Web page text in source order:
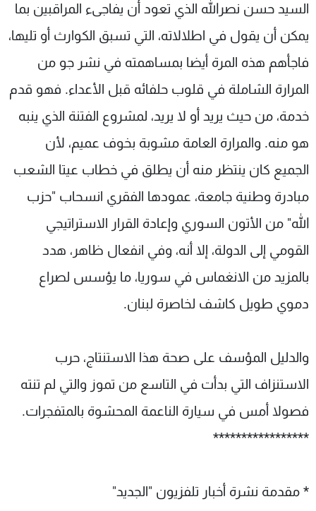
السيد حسن نصرالله الذي تعود أن يفاجىء المراقبين بما
يمكن أن يقول في اطلالاته، التي تسبق الكوارث أو تليها،
فاجأهم هذه المرة أيضا بمساهمته في نشر جو من
المرارة الشاملة في قلوب حلفائه قبل الأعداء. فهو قدم
خدمة، من حيث يريد أو لا يريد، لمشروع الفتنة الذي ينبه
هو منه. والمرارة العامة مشوبة بخوف عميم، لأن
الجميع كان ينتظر منه أن يطلق في خطاب عيتا الشعب
مبادرة وطنية جامعة، عمودها الفقري انسحاب "حزب
الله" من الأتون السوري وإعادة القرار الاستراتيجي
القومي إلى الدولة، إلا أنه، وفي انفعال ظاهر، هدد
بالمزيد من الانغماس في سوريا، ما يؤسس لصراع
دموي طويل كاشف لخاصرة لبنان.
والدليل المؤسف على صحة هذا الاستنتاج، حرب
الاستنزاف التي بدأت في التاسع من تموز والتي لم تنته
فصولا أمس في سيارة الناعمة المحشوة بالمتفجرات.
*****************
* مقدمة نشرة أخبار تلفزيون "الجديد"